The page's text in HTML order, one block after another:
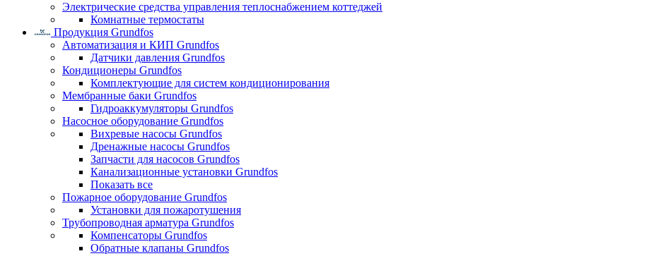
Электрические средства управления теплоснабжением коттеджей
Комнатные термостаты
Продукция Grundfos
Автоматизация и КИП Grundfos
Датчики давления Grundfos
Кондиционеры Grundfos
Комплектующие для систем кондиционирования
Мембранные баки Grundfos
Гидроаккумуляторы Grundfos
Насосное оборудование Grundfos
Вихревые насосы Grundfos
Дренажные насосы Grundfos
Запчасти для насосов Grundfos
Канализационные установки Grundfos
Показать все
Пожарное оборудование Grundfos
Установки для пожаротушения
Трубопроводная арматура Grundfos
Компенсаторы Grundfos
Обратные клапаны Grundfos